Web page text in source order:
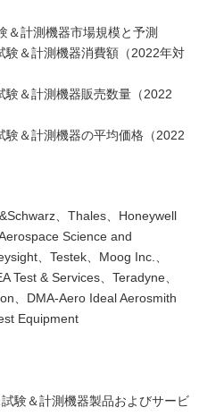
＆計測機器市場規模と予測
験＆計測機器消費額（2022年対
験＆計測機器販売数量（2022
験＆計測機器の平均価格（2022
、Thales、Honeywell
Science and
、Testek、Moog Inc.、
Test & Services、Teradyne、
、DMA-Aero Ideal Aerosmith
Equipment
験＆計測機器製品およびサービ